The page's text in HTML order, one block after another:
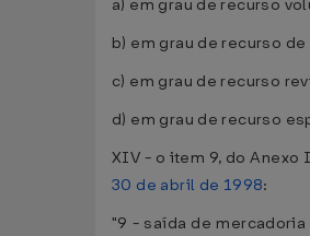
a) em grau de recurso
b) em grau de recurso
c) em grau de recurso
d) em grau de recurso
XIV - o item 9, do
30 de abril de 1998:
"9 - saída de